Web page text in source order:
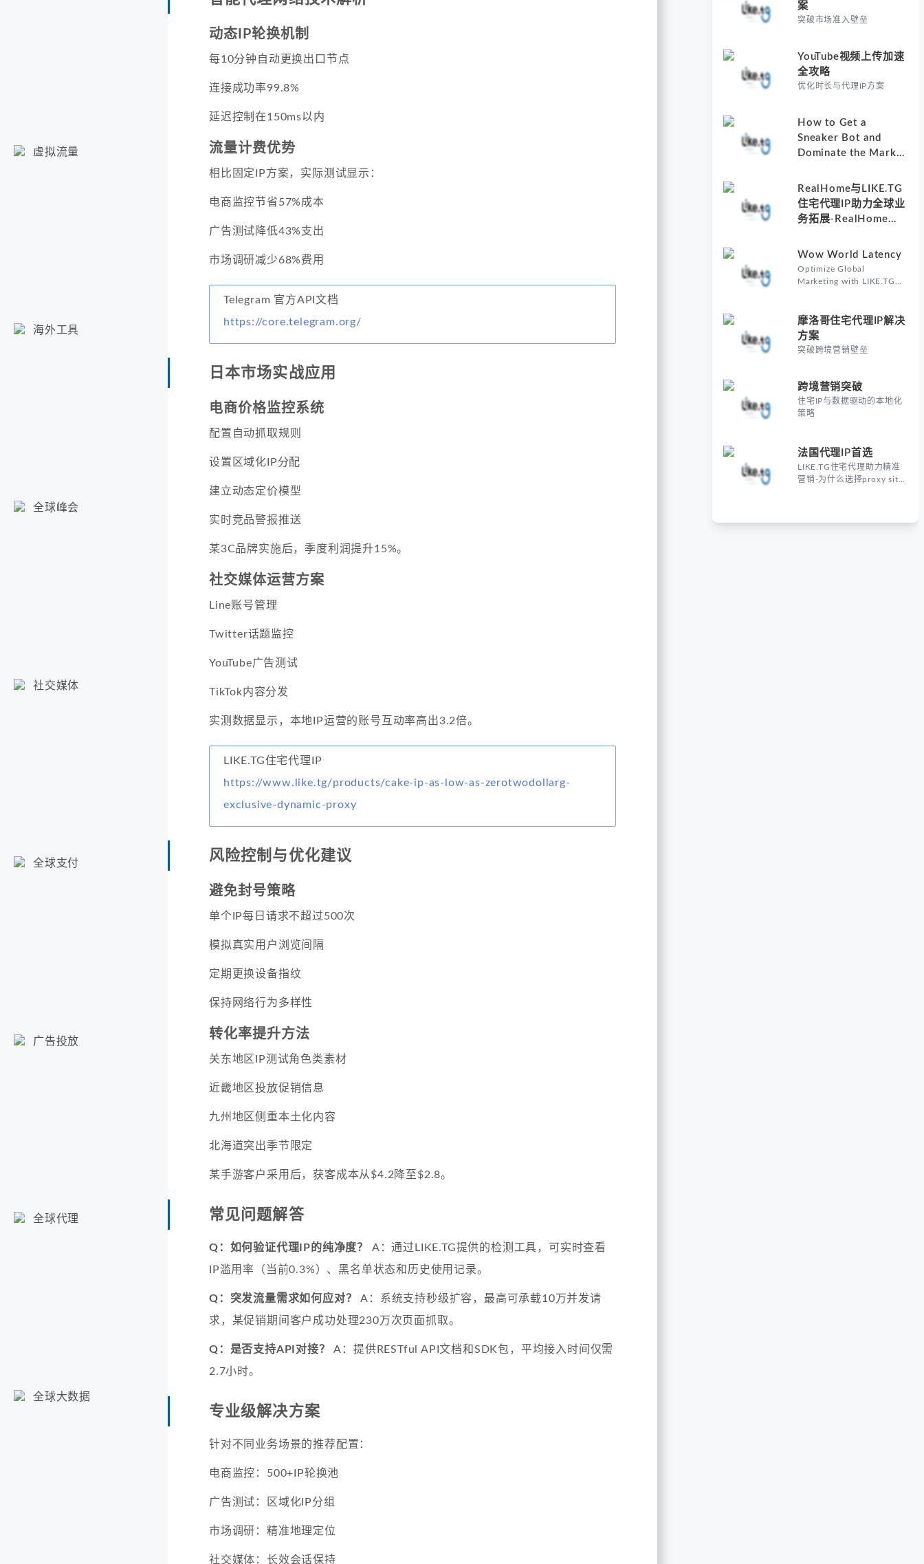
虚拟流量
海外工具
全球峰会
社交媒体
全球支付
广告投放
全球代理
全球大数据
动态IP轮换机制
每10分钟自动更换出口节点
连接成功率99.8%
延迟控制在150ms以内
流量计费优势
相比固定IP方案，实际测试显示：
电商监控节省57%成本
广告测试降低43%支出
市场调研减少68%费用
Telegram 官方API文档
https://core.telegram.org/
日本市场实战应用
电商价格监控系统
配置自动抓取规则
设置区域化IP分配
建立动态定价模型
实时竞品警报推送
某3C品牌实施后，季度利润提升15%。
社交媒体运营方案
Line账号管理
Twitter话题监控
YouTube广告测试
TikTok内容分发
实测数据显示，本地IP运营的账号互动率高出3.2倍。
LIKE.TG住宅代理IP
https://www.like.tg/products/cake-ip-as-low-as-zerotwodollarg-
exclusive-dynamic-proxy
风险控制与优化建议
避免封号策略
单个IP每日请求不超过500次
模拟真实用户浏览间隔
定期更换设备指纹
保持网络行为多样性
转化率提升方法
关东地区IP测试角色类素材
近畿地区投放促销信息
九州地区侧重本土化内容
北海道突出季节限定
某手游客户采用后，获客成本从$4.2降至$2.8。
常见问题解答
Q：如何验证代理IP的纯净度？
A：通过LIKE.TG提供的检测工具，可实时查看
IP滥用率（当前0.3%）、黑名单状态和历史使用记录。
Q：突发流量需求如何应对？
A：系统支持秒级扩容，最高可承载10万并发请
求，某促销期间客户成功处理230万次页面抓取。
Q：是否支持API对接？
A：提供RESTful API文档和SDK包，平均接入时间仅需
2.7小时。
专业级解决方案
针对不同业务场景的推荐配置：
电商监控：500+IP轮换池
广告测试：区域化IP分组
市场调研：精准地理定位
社交媒体：长效会话保持
案
突破市场准入壁垒
YouTube视频上传加速
全攻略
优化时长与代理IP方案
How to Get a
Sneaker Bot and
Dominate the Market
Proxies-Why
Understanding How
to Get a Sneaker Bot
RealHome与LIKE.TG
住宅代理IP助力全球业
务拓展-RealHome
Solutions Inc的核心价
值
Wow World Latency
Optimize Global
Marketing with LIKE.TG
Marketing
摩洛哥住宅代理IP解决
方案
突破跨境营销壁垒
跨境营销突破
住宅IP与数据驱动的本地化
策略
法国代理IP首选
LIKE.TG住宅代理助力精准
营销-为什么选择proxy site